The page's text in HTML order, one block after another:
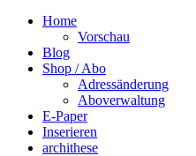
Home
Vorschau
Blog
Shop / Abo
Adressänderung
Aboverwaltung
E-Paper
Inserieren
archithese